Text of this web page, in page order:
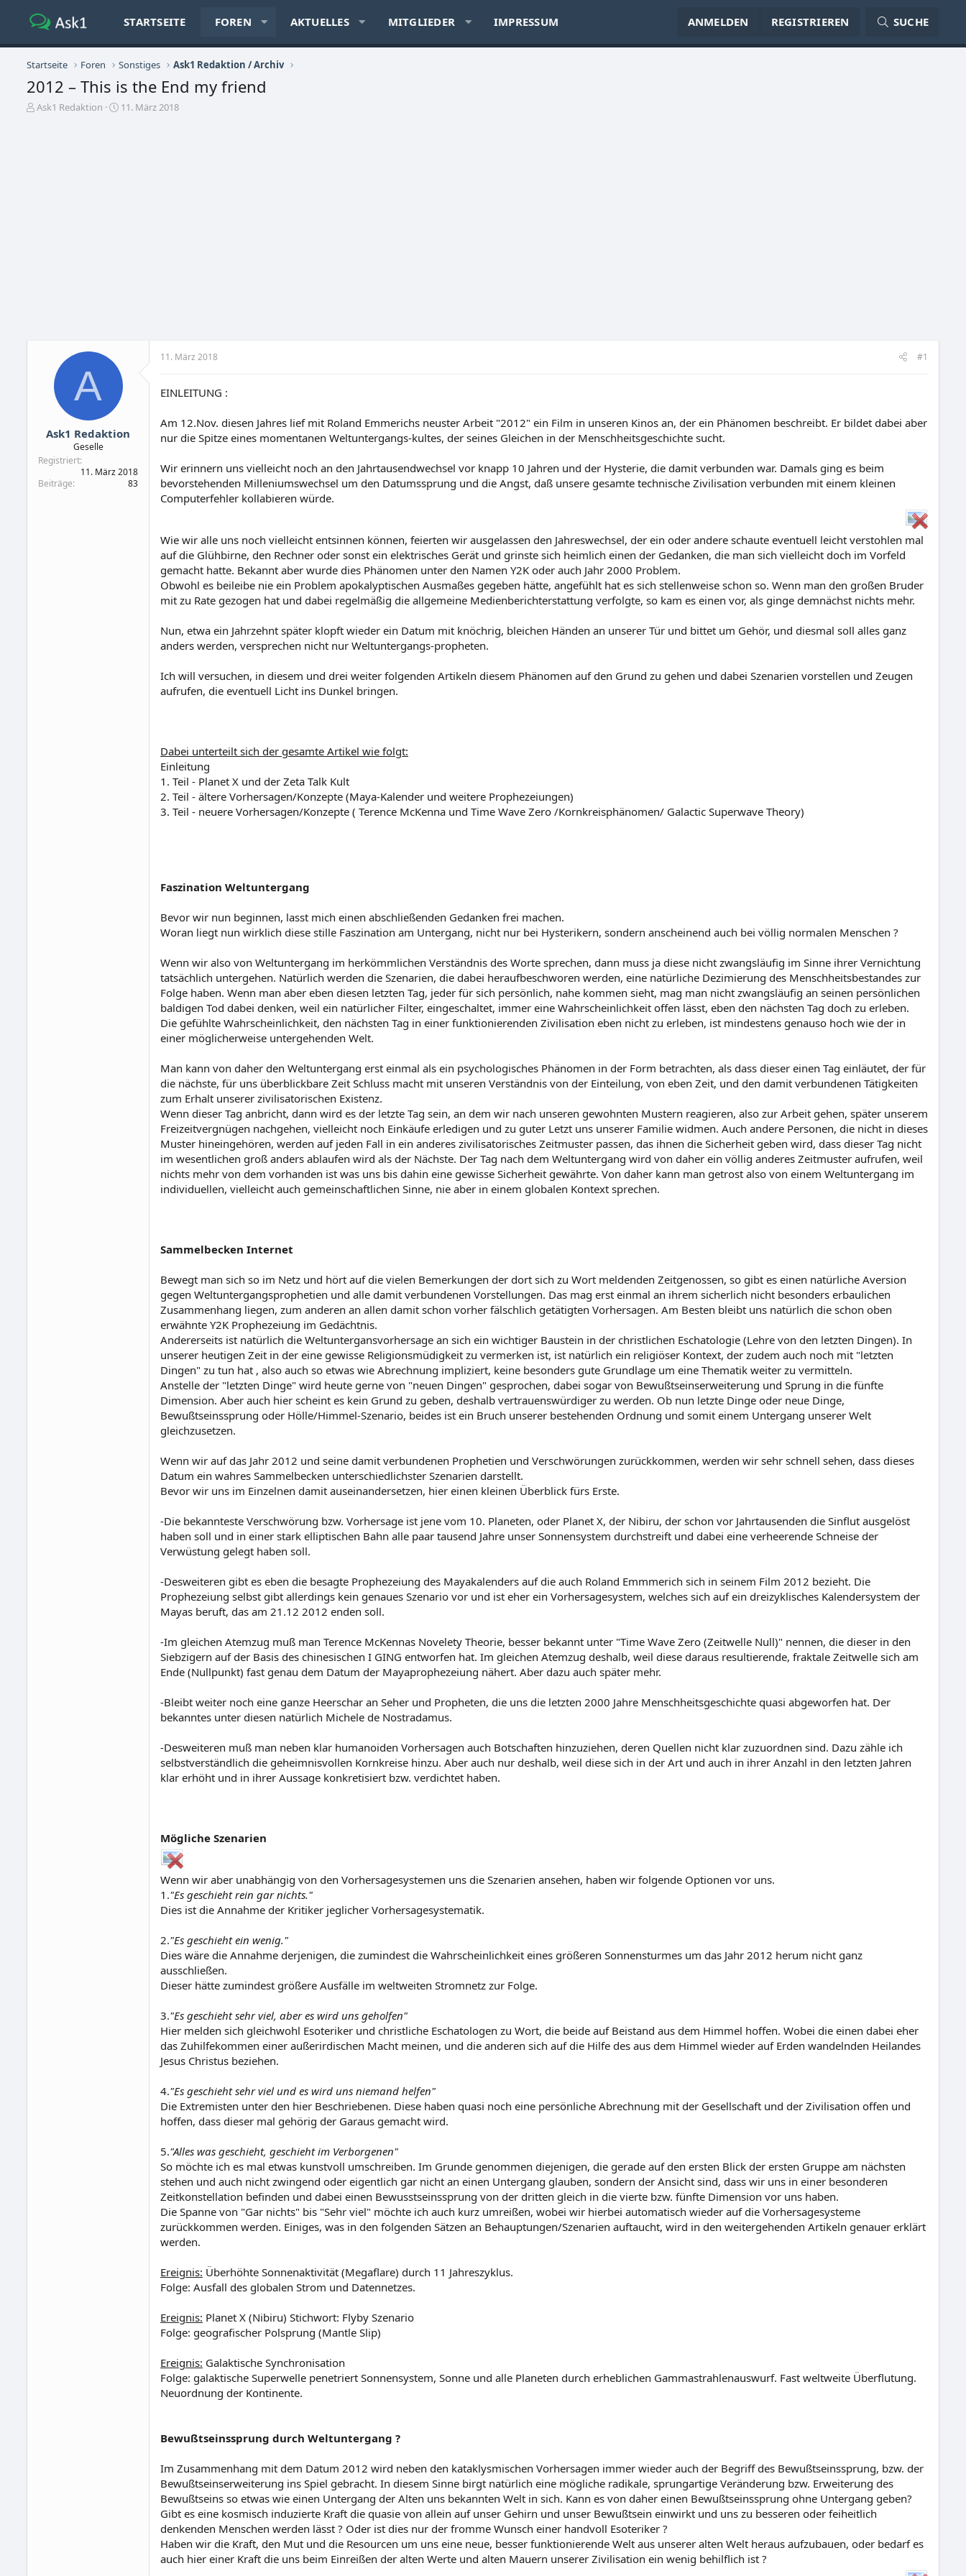
STARTSEITE FOREN AKTUELLES MITGLIEDER IMPRESSUM ANMELDEN REGISTRIEREN SUCHE
Startseite Foren Sonstiges Ask1 Redaktion / Archiv
2012 – This is the End my friend
E
Ask1 Redaktion
E11. März 2018
A
Ask1 Redaktion
Geselle
Registriert
11. März 2018
Beiträge
83
11. März 2018 #1
EINLEITUNG :
Am 12.Nov. diesen Jahres lief mit Roland Emmerichs neuster Arbeit "2012" ein Film in unseren Kinos an, der ein Phänomen beschreibt. Er bildet dabei aber
nur die Spitze eines momentanen Weltuntergangs-kultes, der seines Gleichen in der Menschheitsgeschichte sucht.
Wir erinnern uns vielleicht noch an den Jahrtausendwechsel vor knapp 10 Jahren und der Hysterie, die damit verbunden war. Damals ging es beim
bevorstehenden Milleniumswechsel um den Datumssprung und die Angst, daß unsere gesamte technische Zivilisation verbunden mit einem kleinen
Computerfehler kollabieren würde.
Wie wir alle uns noch vielleicht entsinnen können, feierten wir ausgelassen den Jahreswechsel, der ein oder andere schaute eventuell leicht verstohlen mal
auf die Glühbirne, den Rechner oder sonst ein elektrisches Gerät und grinste sich heimlich einen der Gedanken, die man sich vielleicht doch im Vorfeld
gemacht hatte. Bekannt aber wurde dies Phänomen unter den Namen Y2K oder auch Jahr 2000 Problem.
Obwohl es beileibe nie ein Problem apokalyptischen Ausmaßes gegeben hätte, angefühlt hat es sich stellenweise schon so. Wenn man den großen Bruder
mit zu Rate gezogen hat und dabei regelmäßig die allgemeine Medienberichterstattung verfolgte, so kam es einen vor, als ginge demnächst nichts mehr.
Nun, etwa ein Jahrzehnt später klopft wieder ein Datum mit knöchrig, bleichen Händen an unserer Tür und bittet um Gehör, und diesmal soll alles ganz
anders werden, versprechen nicht nur Weltuntergangs-propheten.
Ich will versuchen, in diesem und drei weiter folgenden Artikeln diesem Phänomen auf den Grund zu gehen und dabei Szenarien vorstellen und Zeugen
aufrufen, die eventuell Licht ins Dunkel bringen.
Dabei unterteilt sich der gesamte Artikel wie folgt:
Einleitung
1. Teil - Planet X und der Zeta Talk Kult
2. Teil - ältere Vorhersagen/Konzepte (Maya-Kalender und weitere Prophezeiungen)
3. Teil - neuere Vorhersagen/Konzepte ( Terence McKenna und Time Wave Zero /Kornkreisphänomen/ Galactic Superwave Theory)
Faszination Weltuntergang
Bevor wir nun beginnen, lasst mich einen abschließenden Gedanken frei machen.
Woran liegt nun wirklich diese stille Faszination am Untergang, nicht nur bei Hysterikern, sondern anscheinend auch bei völlig normalen Menschen ?
Wenn wir also von Weltuntergang im herkömmlichen Verständnis des Worte sprechen, dann muss ja diese nicht zwangsläufig im Sinne ihrer Vernichtung
tatsächlich untergehen. Natürlich werden die Szenarien, die dabei heraufbeschworen werden, eine natürliche Dezimierung des Menschheitsbestandes zur
Folge haben. Wenn man aber eben diesen letzten Tag, jeder für sich persönlich, nahe kommen sieht, mag man nicht zwangsläufig an seinen persönlichen
baldigen Tod dabei denken, weil ein natürlicher Filter, eingeschaltet, immer eine Wahrscheinlichkeit offen lässt, eben den nächsten Tag doch zu erleben.
Die gefühlte Wahrscheinlichkeit, den nächsten Tag in einer funktionierenden Zivilisation eben nicht zu erleben, ist mindestens genauso hoch wie der in
einer möglicherweise untergehenden Welt.
Man kann von daher den Weltuntergang erst einmal als ein psychologisches Phänomen in der Form betrachten, als dass dieser einen Tag einläutet, der für
die nächste, für uns überblickbare Zeit Schluss macht mit unseren Verständnis von der Einteilung, von eben Zeit, und den damit verbundenen Tätigkeiten
zum Erhalt unserer zivilisatorischen Existenz.
Wenn dieser Tag anbricht, dann wird es der letzte Tag sein, an dem wir nach unseren gewohnten Mustern reagieren, also zur Arbeit gehen, später unserem
Freizeitvergnügen nachgehen, vielleicht noch Einkäufe erledigen und zu guter Letzt uns unserer Familie widmen. Auch andere Personen, die nicht in dieses
Muster hineingehören, werden auf jeden Fall in ein anderes zivilisatorisches Zeitmuster passen, das ihnen die Sicherheit geben wird, dass dieser Tag nicht
im wesentlichen groß anders ablaufen wird als der Nächste. Der Tag nach dem Weltuntergang wird von daher ein völlig anderes Zeitmuster aufrufen, weil
nichts mehr von dem vorhanden ist was uns bis dahin eine gewisse Sicherheit gewährte. Von daher kann man getrost also von einem Weltuntergang im
individuellen, vielleicht auch gemeinschaftlichen Sinne, nie aber in einem globalen Kontext sprechen.
Sammelbecken Internet
Bewegt man sich so im Netz und hört auf die vielen Bemerkungen der dort sich zu Wort meldenden Zeitgenossen, so gibt es einen natürliche Aversion
gegen Weltuntergangsprophetien und alle damit verbundenen Vorstellungen. Das mag erst einmal an ihrem sicherlich nicht besonders erbaulichen
Zusammenhang liegen, zum anderen an allen damit schon vorher fälschlich getätigten Vorhersagen. Am Besten bleibt uns natürlich die schon oben
erwähnte Y2K Prophezeiung im Gedächtnis.
Andererseits ist natürlich die Weltuntergansvorhersage an sich ein wichtiger Baustein in der christlichen Eschatologie (Lehre von den letzten Dingen). In
unserer heutigen Zeit in der eine gewisse Religionsmüdigkeit zu vermerken ist, ist natürlich ein religiöser Kontext, der zudem auch noch mit "letzten
Dingen" zu tun hat , also auch so etwas wie Abrechnung impliziert, keine besonders gute Grundlage um eine Thematik weiter zu vermitteln.
Anstelle der "letzten Dinge" wird heute gerne von "neuen Dingen" gesprochen, dabei sogar von Bewußtseinserweiterung und Sprung in die fünfte
Dimension. Aber auch hier scheint es kein Grund zu geben, deshalb vertrauenswürdiger zu werden. Ob nun letzte Dinge oder neue Dinge,
Bewußtseinssprung oder Hölle/Himmel-Szenario, beides ist ein Bruch unserer bestehenden Ordnung und somit einem Untergang unserer Welt
gleichzusetzen.
Wenn wir auf das Jahr 2012 und seine damit verbundenen Prophetien und Verschwörungen zurückkommen, werden wir sehr schnell sehen, dass dieses
Datum ein wahres Sammelbecken unterschiedlichster Szenarien darstellt.
Bevor wir uns im Einzelnen damit auseinandersetzen, hier einen kleinen Überblick fürs Erste.
-Die bekannteste Verschwörung bzw. Vorhersage ist jene vom 10. Planeten, oder Planet X, der Nibiru, der schon vor Jahrtausenden die Sinflut ausgelöst
haben soll und in einer stark elliptischen Bahn alle paar tausend Jahre unser Sonnensystem durchstreift und dabei eine verheerende Schneise der
Verwüstung gelegt haben soll.
-Desweiteren gibt es eben die besagte Prophezeiung des Mayakalenders auf die auch Roland Emmmerich sich in seinem Film 2012 bezieht. Die
Prophezeiung selbst gibt allerdings kein genaues Szenario vor und ist eher ein Vorhersagesystem, welches sich auf ein dreizyklisches Kalendersystem der
Mayas beruft, das am 21.12 2012 enden soll.
-Im gleichen Atemzug muß man Terence McKennas Novelety Theorie, besser bekannt unter "Time Wave Zero (Zeitwelle Null)" nennen, die dieser in den
Siebzigern auf der Basis des chinesischen I GING entworfen hat. Im gleichen Atemzug deshalb, weil diese daraus resultierende, fraktale Zeitwelle sich am
Ende (Nullpunkt) fast genau dem Datum der Mayaprophezeiung nähert. Aber dazu auch später mehr.
-Bleibt weiter noch eine ganze Heerschar an Seher und Propheten, die uns die letzten 2000 Jahre Menschheitsgeschichte quasi abgeworfen hat. Der
bekanntes unter diesen natürlich Michele de Nostradamus.
-Desweiteren muß man neben klar humanoiden Vorhersagen auch Botschaften hinzuziehen, deren Quellen nicht klar zuzuordnen sind. Dazu zähle ich
selbstverständlich die geheimnisvollen Kornkreise hinzu. Aber auch nur deshalb, weil diese sich in der Art und auch in ihrer Anzahl in den letzten Jahren
klar erhöht und in ihrer Aussage konkretisiert bzw. verdichtet haben.
Mögliche Szenarien
Wenn wir aber unabhängig von den Vorhersagesystemen uns die Szenarien ansehen, haben wir folgende Optionen vor uns.
1."Es geschieht rein gar nichts."
Dies ist die Annahme der Kritiker jeglicher Vorhersagesystematik.
2."Es geschieht ein wenig."
Dies wäre die Annahme derjenigen, die zumindest die Wahrscheinlichkeit eines größeren Sonnensturmes um das Jahr 2012 herum nicht ganz
ausschließen.
Dieser hätte zumindest größere Ausfälle im weltweiten Stromnetz zur Folge.
3."Es geschieht sehr viel, aber es wird uns geholfen"
Hier melden sich gleichwohl Esoteriker und christliche Eschatologen zu Wort, die beide auf Beistand aus dem Himmel hoffen. Wobei die einen dabei eher
das Zuhilfekommen einer außerirdischen Macht meinen, und die anderen sich auf die Hilfe des aus dem Himmel wieder auf Erden wandelnden Heilandes
Jesus Christus beziehen.
4."Es geschieht sehr viel und es wird uns niemand helfen"
Die Extremisten unter den hier Beschriebenen. Diese haben quasi noch eine persönliche Abrechnung mit der Gesellschaft und der Zivilisation offen und
hoffen, dass dieser mal gehörig der Garaus gemacht wird.
5."Alles was geschieht, geschieht im Verborgenen"
So möchte ich es mal etwas kunstvoll umschreiben. Im Grunde genommen diejenigen, die gerade auf den ersten Blick der ersten Gruppe am nächsten
stehen und auch nicht zwingend oder eigentlich gar nicht an einen Untergang glauben, sondern der Ansicht sind, dass wir uns in einer besonderen
Zeitkonstellation befinden und dabei einen Bewusstseinssprung von der dritten gleich in die vierte bzw. fünfte Dimension vor uns haben.
Die Spanne von "Gar nichts" bis "Sehr viel" möchte ich auch kurz umreißen, wobei wir hierbei automatisch wieder auf die Vorhersagesysteme
zurückkommen werden. Einiges, was in den folgenden Sätzen an Behauptungen/Szenarien auftaucht, wird in den weitergehenden Artikeln genauer erklärt
werden.
Ereignis: Überhöhte Sonnenaktivität (Megaflare) durch 11 Jahreszyklus.
Folge: Ausfall des globalen Strom und Datennetzes.
Ereignis: Planet X (Nibiru) Stichwort: Flyby Szenario
Folge: geografischer Polsprung (Mantle Slip)
Ereignis: Galaktische Synchronisation
Folge: galaktische Superwelle penetriert Sonnensystem, Sonne und alle Planeten durch erheblichen Gammastrahlenauswurf. Fast weltweite Überflutung.
Neuordnung der Kontinente.
Bewußtseinssprung durch Weltuntergang ?
Im Zusammenhang mit dem Datum 2012 wird neben den kataklysmischen Vorhersagen immer wieder auch der Begriff des Bewußtseinssprung, bzw. der
Bewußtseinserweiterung ins Spiel gebracht. In diesem Sinne birgt natürlich eine mögliche radikale, sprungartige Veränderung bzw. Erweiterung des
Bewußtseins so etwas wie einen Untergang der Alten uns bekannten Welt in sich. Kann es von daher einen Bewußtseinssprung ohne Untergang geben?
Gibt es eine kosmisch induzierte Kraft die quasie von allein auf unser Gehirn und unser Bewußtsein einwirkt und uns zu besseren oder feiheitlich
denkenden Menschen werden lässt ? Oder ist dies nur der fromme Wunsch einer handvoll Esoteriker ?
Haben wir die Kraft, den Mut und die Resourcen um uns eine neue, besser funktionierende Welt aus unserer alten Welt heraus aufzubauen, oder bedarf es
auch hier einer Kraft die uns beim Einreißen der alten Werte und alten Mauern unserer Zivilisation ein wenig behilflich ist ?